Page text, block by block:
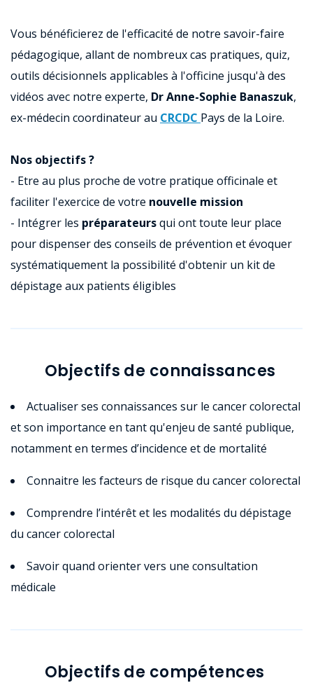
Vous bénéficierez de l'efficacité de notre savoir-faire
pédagogique, allant de nombreux cas pratiques, quiz,
outils décisionnels applicables à l'officine jusqu'à des
vidéos avec notre experte, Dr Anne-Sophie Banaszuk,
ex-médecin coordinateur au CRCDC Pays de la Loire.
Nos objectifs ?
- Etre au plus proche de votre pratique officinale et
faciliter l'exercice de votre nouvelle mission
- Intégrer les préparateursqui ont toute leur place
pour dispenser des conseils de prévention et évoquer
systématiquement la possibilité d'obtenir un kit de
dépistage aux patients éligibles
Objectifs de connaissances
Actualiser ses connaissances sur le cancer colorectal
et son importance en tant qu'enjeu de santé publique,
notamment en termes d’incidence et de mortalité
Connaitre les facteurs de risque du cancer colorectal
Comprendre l’intérêt et les modalités du dépistage
du cancer colorectal
Savoir quand orienter vers une consultation
médicale
Objectifs de compétences